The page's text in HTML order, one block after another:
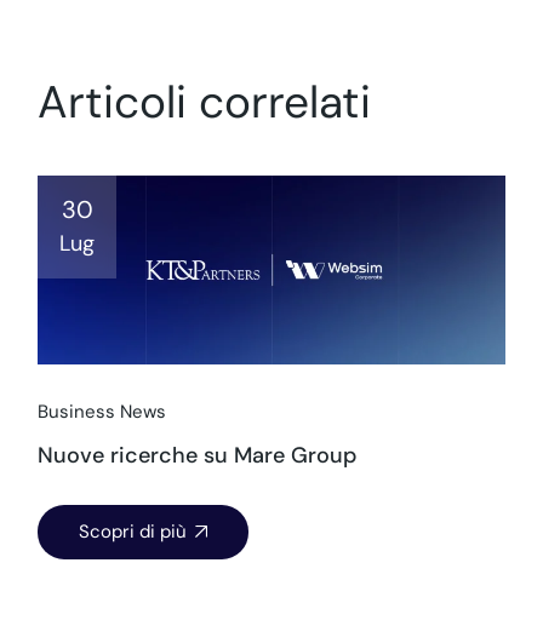
Articoli correlati
30
Lug
Business News
Nuove ricerche su Mare Group
Scopri di più